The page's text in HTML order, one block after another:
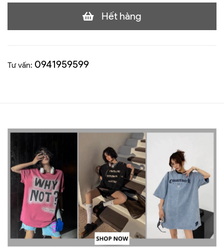
Hết hàng
Tư vấn: 0941959599